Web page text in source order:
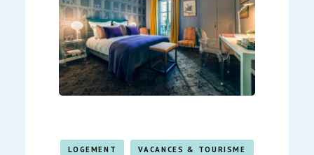
LOGEMENT VACANCES & TOURISME